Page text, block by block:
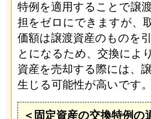
特例を適用することで譲
担をゼロにできますが、
価額は譲渡資産のものを
とになるため、交換によ
資産を売却する際には、
生じる可能性が高いです。
＜固定資産の交換特例の